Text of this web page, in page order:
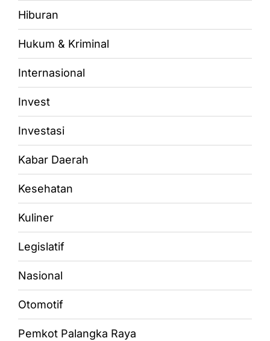
Hiburan
Hukum & Kriminal
Internasional
Invest
Investasi
Kabar Daerah
Kesehatan
Kuliner
Legislatif
Nasional
Otomotif
Pemkot Palangka Raya